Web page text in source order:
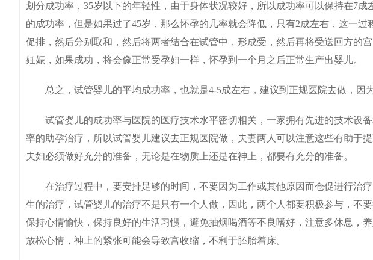
划分成功率，35岁以下的年轻性，由于身体状况较好，所以成功率可以保持在7成
的成功率，但是如果过了45岁，那么怀孕的几率就会降低，只有2成左右，这一
促排，然后分别取和，然后将两者结合在试管中，形成受，然后再将受送回方的
妊娠，如果成功，将会像正常受孕妇一样，怀孕到一个月之后正常生产出婴儿。
总之，试管婴儿的平均成功率，也就是4-5成左右，建议到正规医院去做，因
试管婴儿的成功率与医院的医疗技术水平密切相关，一家拥有先进的技术设
率的助孕治疗，所以试管婴儿建议去正规医院做，夫妻两人可以注意这些有助于
夫妇必须做好充分的准备，无论是在物质上还是在神上，都要有充分的准备。
在治疗过程中，要安排足够的时间，不要因为工作或其他原因而仓促进行治
生的治疗，试管婴儿的治疗不是只有一个人做，因此，两个人都要积极参与，不
保持心情愉快，保持良好的生活习惯，避免抽烟喝酒等不良嗜好，注意多休息，
放松心情，神上的紧张可能会导致宫收缩，不利于胚胎着床。